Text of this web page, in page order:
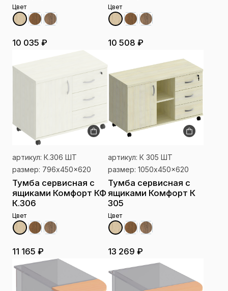
Цвет
10 035 ₽
Цвет
10 508 ₽
артикул: К.306 ШТ
размер: 796x450x620
Тумба сервисная с
ящиками Комфорт КФ
К.306
Цвет
11 165 ₽
артикул: К 305 ШТ
размер: 1050x450x620
Тумба сервисная с
ящиками Комфорт К
305
Цвет
13 269 ₽